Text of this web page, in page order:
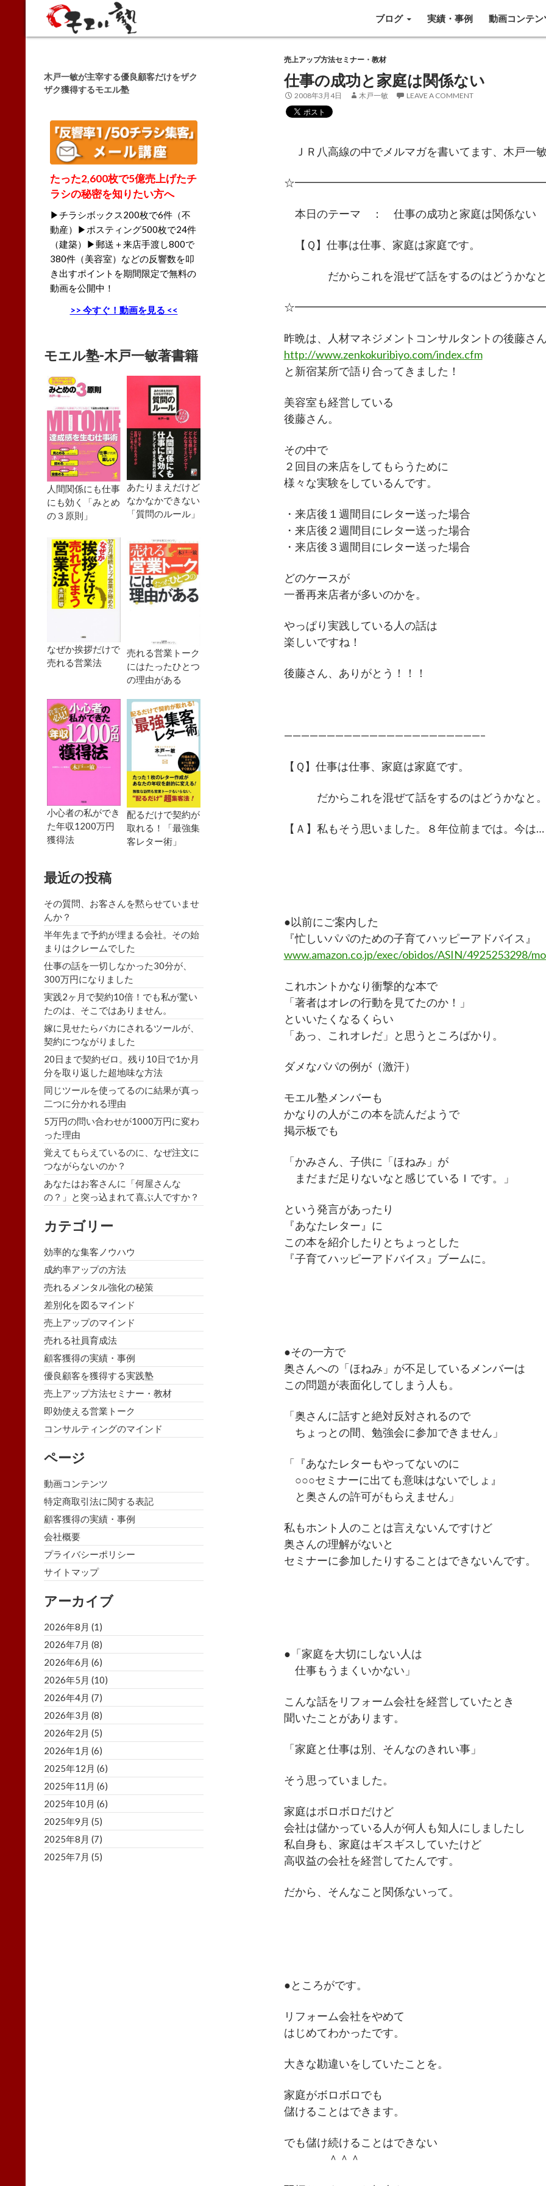
Search
ブログ
実績・事例 動画コンテン
売上アップ方法セミナー・教材
仕事の成功と家庭は関係ない
2008年3月4日 木戸一敏 LEAVE A COMMENT
ＪＲ八高線の中でメルマガを書いてます、木戸一
本日のテーマ ： 仕事の成功と家庭は関係ない
【Ｑ】仕事は仕事、家庭は家庭です。
だからこれを混ぜて話をするのはどうかな
昨晩は、人材マネジメントコンサルタントの後藤さ
http://www.zenkokuribiyo.com/index.cfm
と新宿某所で語り合ってきました！
美容室も経営している
後藤さん。
その中で
２回目の来店をしてもらうために
様々な実験をしているんです。
・来店後１週間目にレター送った場合
・来店後２週間目にレター送った場合
・来店後３週間目にレター送った場合
どのケースが
一番再来店者が多いのかを。
やっぱり実践している人の話は
楽しいですね！
後藤さん、ありがとう！！！
———————————————————————–
【Ｑ】仕事は仕事、家庭は家庭です。
だからこれを混ぜて話をするのはどうかなと
【Ａ】私もそう思いました。８年位前までは。今は…
●以前にご案内した
『忙しいパパのための子育てハッピーアドバイス』
www.amazon.co.jp/exec/obidos/ASIN/4925253298/
これホントかなり衝撃的な本で
「著者はオレの行動を見てたのか！」
といいたくなるくらい
「あっ、これオレだ」と思うところばかり。
ダメなパパの例が（激汗）
モエル塾メンバーも
かなりの人がこの本を読んだようで
掲示板でも
「かみさん、子供に「ほねみ」が
まだまだ足りないなと感じているＩです。」
という発言があったり
『あなたレター』に
この本を紹介したりとちょっとした
『子育てハッピーアドバイス』ブームに。
●その一方で
奥さんへの「ほねみ」が不足しているメンバーは
この問題が表面化してしまう人も。
「奥さんに話すと絶対反対されるので
ちょっとの間、勉強会に参加できません」
「『あなたレターもやってないのに
○○○セミナーに出ても意味はないでしょ』
と奥さんの許可がもらえません」
私もホント人のことは言えないんですけど
奥さんの理解がないと
セミナーに参加したりすることはできないんです。
●「家庭を大切にしない人は
仕事もうまくいかない」
こんな話をリフォーム会社を経営していたとき
聞いたことがあります。
「家庭と仕事は別、そんなのきれい事」
そう思っていました。
家庭はボロボロだけど
会社は儲かっている人が何人も知人にしましたし
私自身も、家庭はギスギスしていたけど
高収益の会社を経営してたんです。
だから、そんなこと関係ないって。
●ところがです。
リフォーム会社をやめて
はじめてわかったです。
大きな勘違いをしていたことを。
家庭がボロボロでも
儲けることはできます。
でも儲け続けることはできない
＾＾＾
木戸一敏が主宰する優良顧客だけをザク
ザク獲得するモエル塾
たった2,600枚で5億売上げたチ
ラシの秘密を知りたい方へ
▶チラシボックス200枚で6件（不
動産）▶ポスティング500枚で24件
（建築）▶郵送＋来店手渡し800で
380件（美容室）などの反響数を叩
き出すポイントを期間限定で無料の
動画を公開中！
>> 今すぐ！動画を見る <<
モエル塾-木戸一敏著書籍
人間関係にも仕事
にも効く「みとめ
の３原則」
あたりまえだけど
なかなかできない
「質問のルール」
なぜか挨拶だけで
売れる営業法
売れる営業トーク
にはたったひとつ
の理由がある
小心者の私ができ
た年収1200万円
獲得法
配るだけで契約が
取れる！「最強集
客レター術」
最近の投稿
その質問、お客さんを黙らせていませ
んか？
半年先まで予約が埋まる会社。その始
まりはクレームでした
仕事の話を一切しなかった30分が、
300万円になりました
実践2ヶ月で契約10倍！でも私が驚い
たのは、そこではありません。
嫁に見せたらバカにされるツールが、
契約につながりました
20日まで契約ゼロ。残り10日で1か月
分を取り返した超地味な方法
同じツールを使ってるのに結果が真っ
二つに分かれる理由
5万円の問い合わせが1000万円に変わ
った理由
覚えてもらえているのに、なぜ注文に
つながらないのか？
あなたはお客さんに「何屋さんな
の？」と突っ込まれて喜ぶ人ですか？
カテゴリー
効率的な集客ノウハウ
成約率アップの方法
売れるメンタル強化の秘策
差別化を図るマインド
売上アップのマインド
売れる社員育成法
顧客獲得の実績・事例
優良顧客を獲得する実践塾
売上アップ方法セミナー・教材
即効使える営業トーク
コンサルティングのマインド
ページ
動画コンテンツ
特定商取引法に関する表記
顧客獲得の実績・事例
会社概要
プライバシーポリシー
サイトマップ
アーカイブ
2026年8月 (1)
2026年7月 (8)
2026年6月 (6)
2026年5月 (10)
2026年4月 (7)
2026年3月 (8)
2026年2月 (5)
2026年1月 (6)
2025年12月 (6)
2025年11月 (6)
2025年10月 (6)
2025年9月 (5)
2025年8月 (7)
2025年7月 (5)